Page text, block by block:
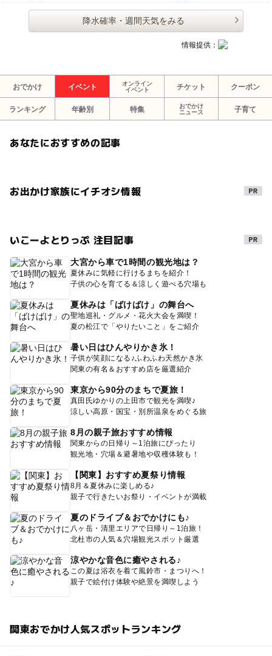
降水確率・週間天気をみる
情報提供：
おでかけ イベント
オンライン
イベント
チケット クーポン
ランキング 年齢別 特集
おでかけ
ニュース
子育て
あなたにおすすめの記事
お出かけ家族にイチオシ情報
いこーよとりっぷ 注目記事
大宮から車で1時間の観光地は？
夏休みに気軽に行けるまちを紹介！
子供の心を育てる＆涼しく遊べる穴場も
夏休みは「ばけばけ」の舞台へ
聖地巡礼・グルメ・花火大会を満喫！
夏の松江で「やりたいこと」をご紹介
暑い日はひんやりかき氷！
子供が笑顔になる♪ふわふわ天然かき氷
関東の有名＆おすすめ店を厳選紹介
東京から90分のまちで夏旅！
真田氏ゆかりの上田市で観光を満喫♪
涼しい高原・国宝・別所温泉をめぐる旅
8月の親子旅おすすめ情報
関東からの日帰り～1泊旅にぴったり
観光地・穴場＆避暑地や収穫体験も！
【関東】おすすめ夏祭り情報
8月＆夏休みに楽しめる♪
親子で行きたいお祭り・イベントが満載
夏のドライブ＆おでかけにも♪
八ヶ岳・清里エリアで日帰り～1泊旅！
北杜市の人気＆穴場観光スポット厳選
涼やかな音色に癒やされる♪
この夏は浴衣を着て風鈴市・まつりへ！
親子で絵付け体験や絶景を満喫しよう
関東おでかけ人気スポットランキング